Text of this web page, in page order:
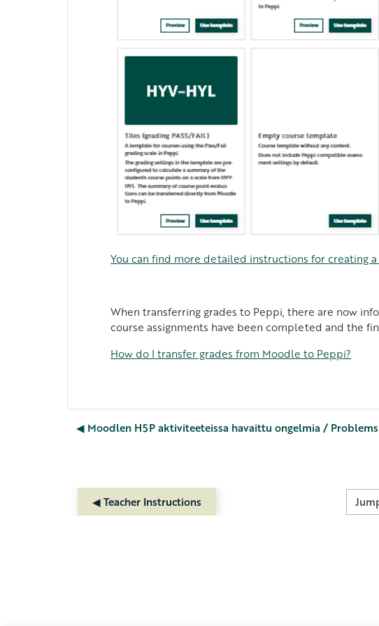
You can find more detailed instructions for creating a
When transferring grades to Peppi, there are now
course assignments have been completed and the
How do I transfer grades from Moodle to Peppi?
◀︎ Moodlen H5P aktiviteeteissa havaittu ongelmia /
◀︎ Teacher Instructions